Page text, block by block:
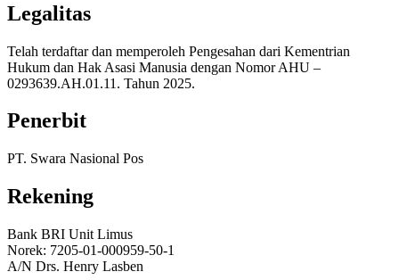
Legalitas
Telah terdaftar dan memperoleh Pengesahan dari Kementrian
Hukum dan Hak Asasi Manusia dengan Nomor AHU –
0293639.AH.01.11. Tahun 2025.
Penerbit
PT. Swara Nasional Pos
Rekening
Bank BRI Unit Limus
Norek: 7205-01-000959-50-1
A/N Drs. Henry Lasben